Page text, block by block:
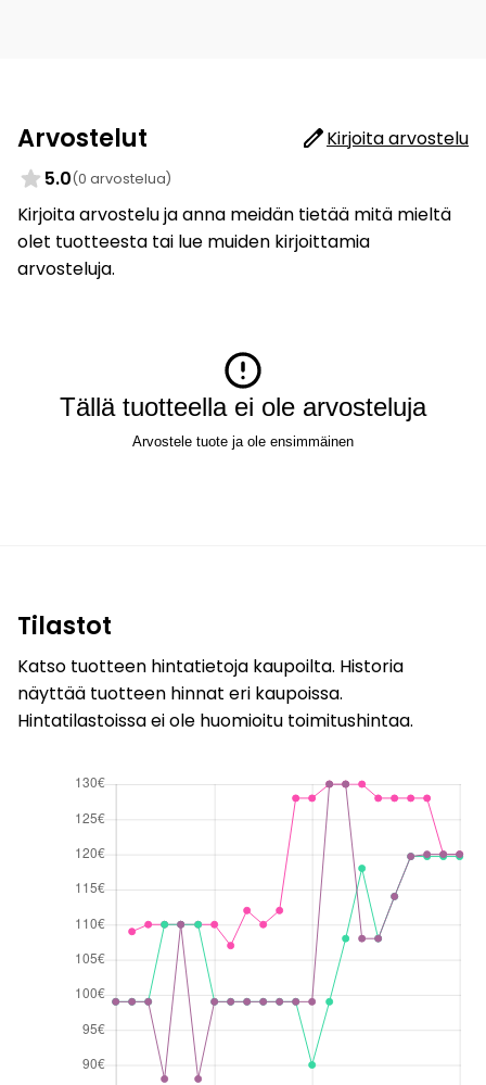
Arvostelut
Kirjoita arvostelu
5.0(0 arvostelua)
Kirjoita arvostelu ja anna meidän tietää mitä mieltä
olet tuotteesta tai lue muiden kirjoittamia
arvosteluja.
Tällä tuotteella ei ole arvosteluja
Arvostele tuote ja ole ensimmäinen
Tilastot
Katso tuotteen hintatietoja kaupoilta. Historia
näyttää tuotteen hinnat eri kaupoissa.
Hintatilastoissa ei ole huomioitu toimitushintaa.